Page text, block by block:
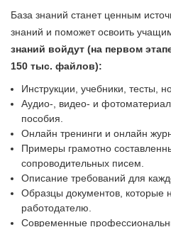
База знаний станет ценным
знаний и поможет освоить
знаний войдут (на первом
150 тыс. файлов):
Инструкции, учебники, тесты,
Аудио-, видео- и
пособия.
Онлайн тренинги и онлайн
Примеры грамотно
сопроводительных писем.
Описание требований для
Образцы документов, которые
работодателю.
Современные